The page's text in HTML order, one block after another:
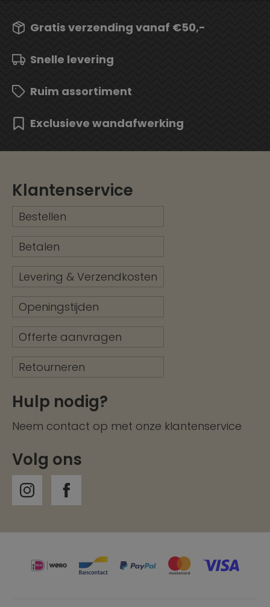
Gratis verzending vanaf €50,-
Snelle levering
Ruim assortiment
Exclusieve wandafwerking
Klantenservice
Bestellen
Betalen
Levering & Verzendkosten
Openingstijden
Offerte aanvragen
Retourneren
Hulp nodig?
Neem contact op met onze klantenservice
Volg ons